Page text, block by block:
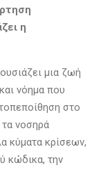
η
μια ζωή
νόημα που
στο
τα νοσηρά
κύματα κρίσεων,
κώδικα, την